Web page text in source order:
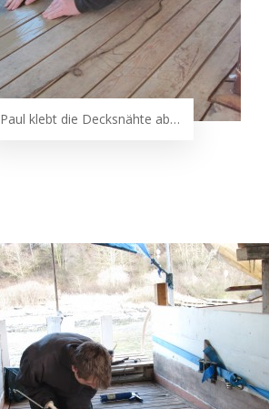
Paul klebt die Decksnähte ab…